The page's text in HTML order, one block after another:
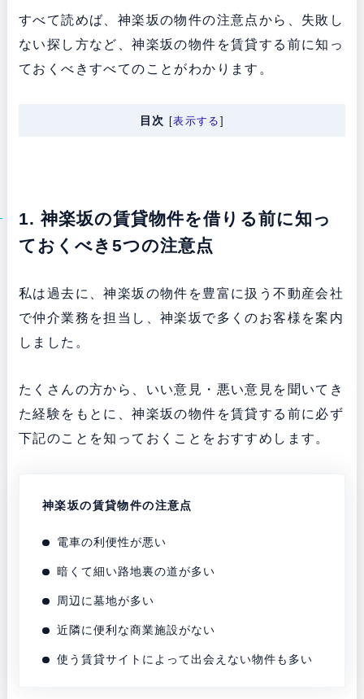
すべて読めば、神楽坂の物件の注意点から、失敗し
ない探し方など、神楽坂の物件を賃貸する前に知っ
ておくべきすべてのことがわかります。
目次 [表示する
1. 神楽坂の賃貸物件を借りる前に知っ
ておくべき5つの注意点
私は過去に、神楽坂の物件を豊富に扱う不動産会社
で仲介業務を担当し、神楽坂で多くのお客様を案内
しました。
たくさんの方から、いい意見・悪い意見を聞いてき
た経験をもとに、神楽坂の物件を賃貸する前に必ず
下記のことを知っておくことをおすすめします。
神楽坂の賃貸物件の注意点
電車の利便性が悪い
暗くて細い路地裏の道が多い
周辺に墓地が多い
近隣に便利な商業施設がない
使う賃貸サイトによって出会えない物件も多い